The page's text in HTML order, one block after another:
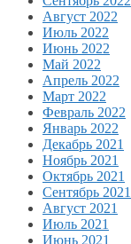
Август 2022
Июль 2022
Июнь 2022
Май 2022
Апрель 2022
Март 2022
Февраль 2022
Январь 2022
Декабрь 2021
Ноябрь 2021
Октябрь 2021
Сентябрь 2021
Август 2021
Июль 2021
Июнь 2021